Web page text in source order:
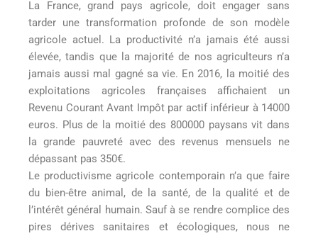
La France, grand pays agricole, doit engager sans
tarder une transformation profonde de son modèle
agricole actuel. La productivité n’a jamais été aussi
élevée, tandis que la majorité de nos agriculteurs n’a
jamais aussi mal gagné sa vie. En 2016, la moitié des
exploitations agricoles françaises affichaient un
Revenu Courant Avant Impôt par actif inférieur à 14000
euros. Plus de la moitié des 800000 paysans vit dans
la grande pauvreté avec des revenus mensuels ne
dépassant pas 350€.
Le productivisme agricole contemporain n’a que faire
du bien-être animal, de la santé, de la qualité et de
l’intérêt général humain. Sauf à se rendre complice des
pires dérives sanitaires et écologiques, nous ne